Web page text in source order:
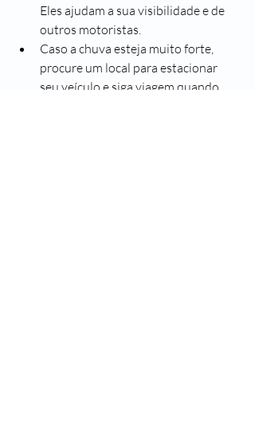
Eles ajudam a sua visibilidade e de
outros motoristas.
Caso a chuva esteja muito forte,
procure um local para estacionar
seu veículo e siga viagem quando